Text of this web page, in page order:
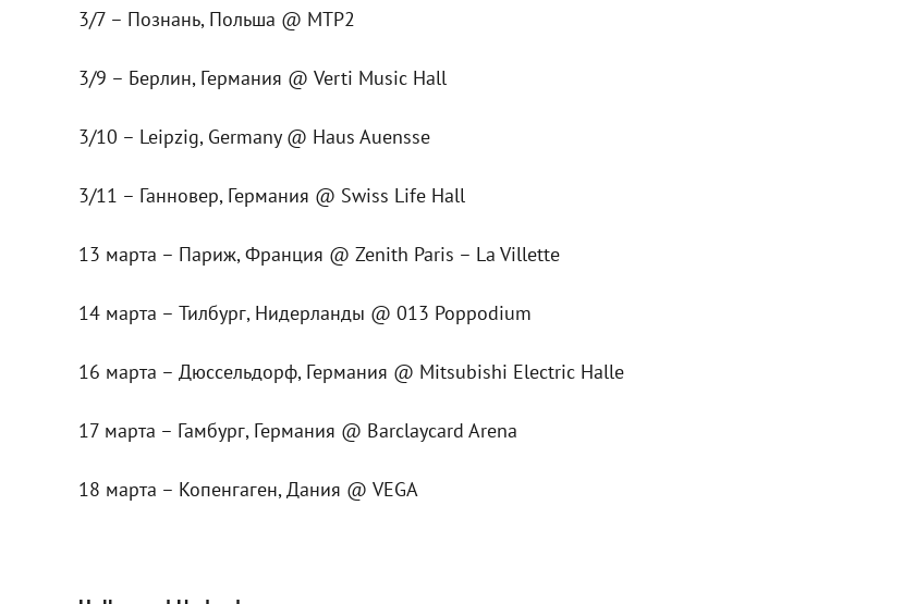
3/7 – Познань, Польша @ MTP2
3/9 – Берлин, Германия @ Verti Music Hall
3/10 – Leipzig, Germany @ Haus Auensse
3/11 – Ганновер, Германия @ Swiss Life Hall
13 марта – Париж, Франция @ Zenith Paris – La Villette
14 марта – Тилбург, Нидерланды @ 013 Poppodium
16 марта – Дюссельдорф, Германия @ Mitsubishi Electric Halle
17 марта – Гамбург, Германия @ Barclaycard Arena
18 марта – Копенгаген, Дания @ VEGA